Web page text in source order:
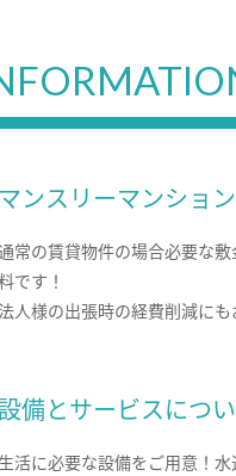
マンスリーマンショ
常の賃貸物件の場合必要な
です！
法人様の出張時の経費削減にも
備とサービスにつ
生活に必要な設備をご用意！